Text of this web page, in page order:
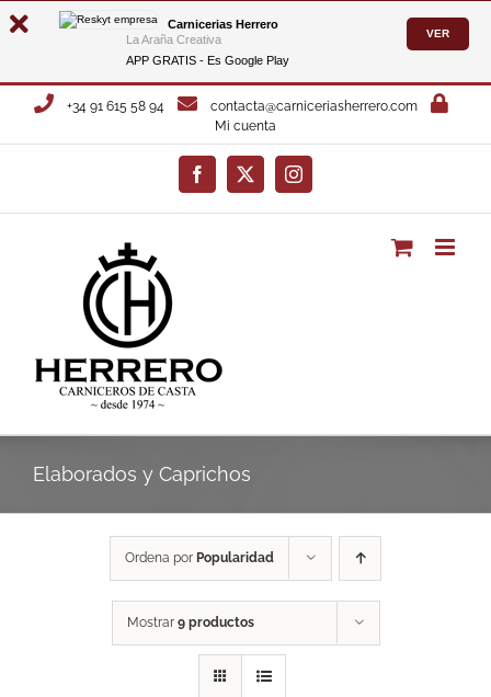
Carnicerias Herrero
La Araña Creativa
APP GRATIS - Es Google Play
VER
Saltar
+34 91 615 58 94
contacta@carniceriasherrero.com
Mi cuenta
Facebook
X Instagram
Elaborados y Caprichos
Ordena por Popularidad
Mostrar 9 productos